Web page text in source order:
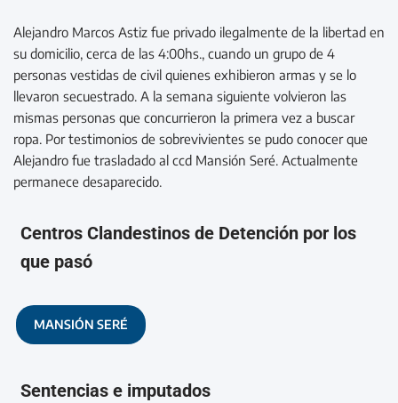
Alejandro Marcos Astiz fue privado ilegalmente de la libertad en
su domicilio, cerca de las 4:00hs., cuando un grupo de 4
personas vestidas de civil quienes exhibieron armas y se lo
llevaron secuestrado. A la semana siguiente volvieron las
mismas personas que concurrieron la primera vez a buscar
ropa. Por testimonios de sobrevivientes se pudo conocer que
Alejandro fue trasladado al ccd Mansión Seré. Actualmente
permanece desaparecido.
Centros Clandestinos de Detención por los
que pasó
MANSIÓN SERÉ
Sentencias e imputados